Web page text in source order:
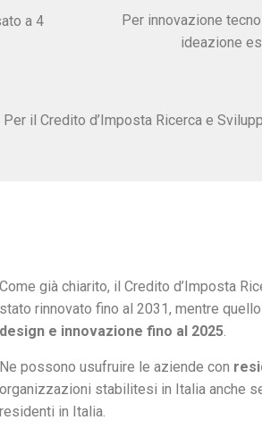
a 4
Per innovazione
ideazione
il Credito d’Imposta Ricerca e
Come già chiarito, il Credito d’Imposta
stato rinnovato fino al 2031, mentre
design e innovazione fino al 2025.
Ne possono usufruire le aziende con
organizzazioni stabilitesi in Italia anche
residenti in Italia.